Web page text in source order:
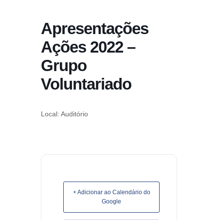
Apresentações
Ações 2022 –
Grupo
Voluntariado
Local: Auditório
+ Adicionar ao Calendário do
Google